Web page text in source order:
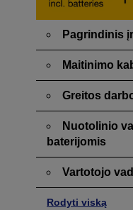
Pagrindinis
Maitinimo
Greitos
Nuotolinio
baterijomis
Vartotojo
Rodyti viską